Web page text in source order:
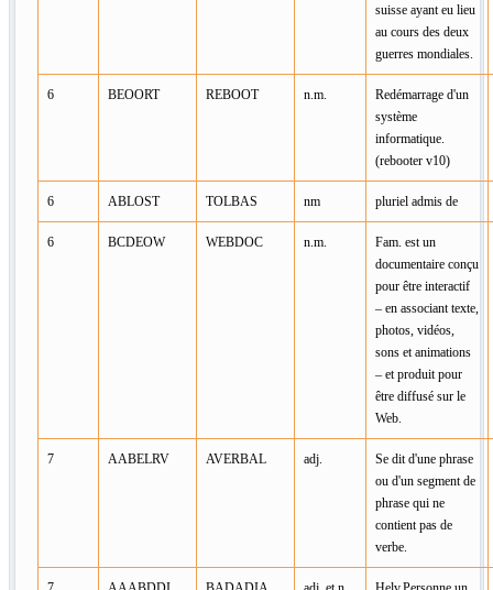
suisse ayant eu lieu
au cours des deux
guerres mondiales.
6 BEOORT REBOOT n.m.
Redémarrage d'un
système
informatique.
(rebooter v10)
6 ABLOST TOLBAS nm pluriel admis de
6 BCDEOW WEBDOC n.m.
Fam. est un
documentaire conçu
pour être interactif
– en associant texte,
photos, vidéos,
sons et animations
– et produit pour
être diffusé sur le
Web.
7 AABELRV AVERBAL adj.
Se dit d'une phrase
ou d'un segment de
phrase qui ne
contient pas de
verbe.